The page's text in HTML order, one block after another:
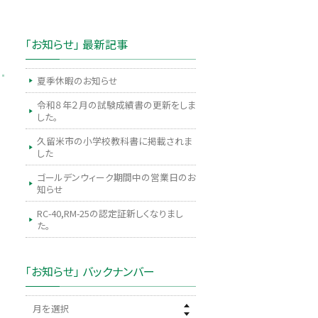
「お知らせ」 最新記事
夏季休暇のお知らせ
令和８年２月の試験成績書の更新をしま
した。
久留米市の小学校教科書に掲載されま
した
ゴールデンウィーク期間中の営業日のお
知らせ
RC-40,RM-25の認定証新しくなりまし
た。
「お知らせ」 バックナンバー